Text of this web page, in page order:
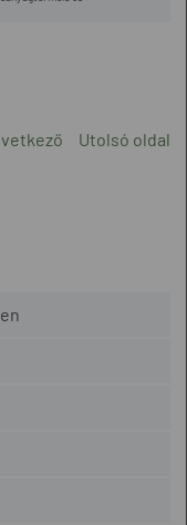
Utolsó oldal